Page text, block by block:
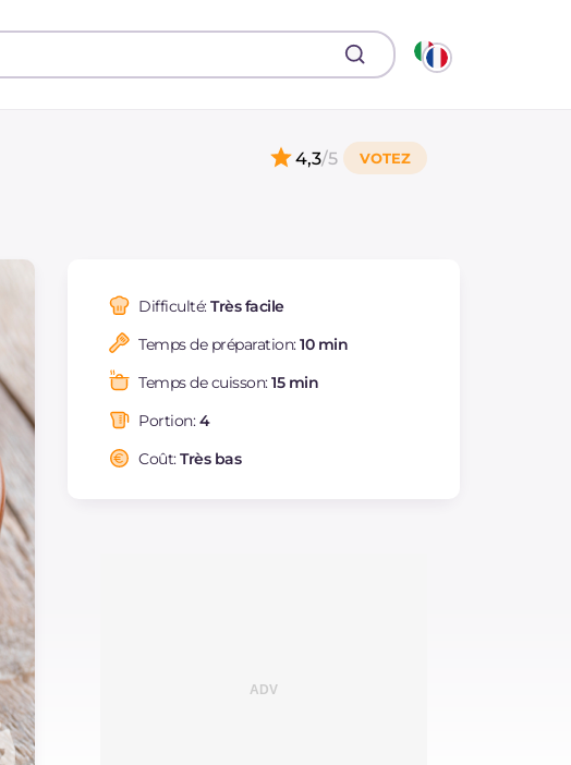
4,3/5
Difficulté:Très facile
Temps de préparation:10 min
Temps de cuisson:15 min
Portion:4
Coût:Très bas